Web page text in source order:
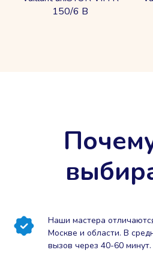
150/6 В
Наши мастера
Москве и области. В
вызов через 40-60 минут.